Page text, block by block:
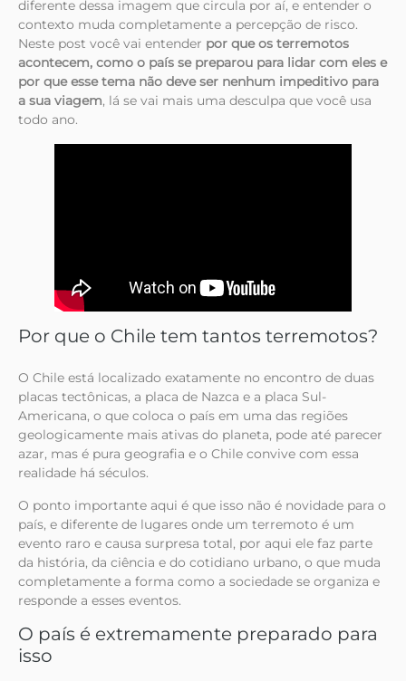
diferente dessa imagem que circula por aí, e entender o
contexto muda completamente a percepção de risco.
Neste post você vai entender por que os terremotos
acontecem, como o país se preparou para lidar com eles e
por que esse tema não deve ser nenhum impeditivo para
a sua viagem, lá se vai mais uma desculpa que você usa
todo ano.
Por que o Chile tem tantos terremotos?
O Chile está localizado exatamente no encontro de duas
placas tectônicas, a placa de Nazca e a placa Sul-
Americana, o que coloca o país em uma das regiões
geologicamente mais ativas do planeta, pode até parecer
azar, mas é pura geografia e o Chile convive com essa
realidade há séculos.
O ponto importante aqui é que isso não é novidade para o
país, e diferente de lugares onde um terremoto é um
evento raro e causa surpresa total, por aqui ele faz parte
da história, da ciência e do cotidiano urbano, o que muda
completamente a forma como a sociedade se organiza e
responde a esses eventos.
O país é extremamente preparado para
isso